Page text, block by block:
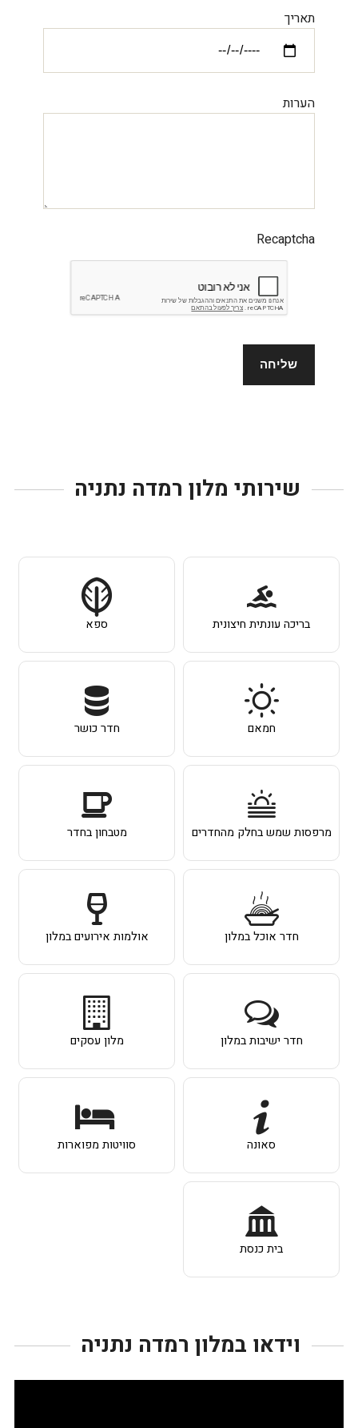
תאריך
הערות
Recaptcha
שירותי מלון רמדה נתניה
בריכה עונתית חיצונית ספא
חמאם חדר כושר
מרפסות שמש בחלק מהחדרים מטבחון בחדר
חדר אוכל במלון אולמות אירועים במלון
חדר ישיבות במלון מלון עסקים
סאונה סוויטות מפוארות
בית כנסת
וידאו במלון רמדה נתניה